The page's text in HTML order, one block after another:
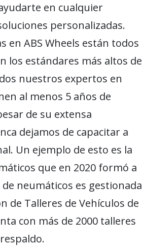
en cualquier
personalizadas.
en ABS Wheels están todos
los estándares más altos de
nuestros expertos en
al menos 5 años de
de su extensa
dejamos de capacitar a
Un ejemplo de esto es la
que en 2020 formó a
de neumáticos es gestionada
de Talleres de Vehículos de
con más de 2000 talleres